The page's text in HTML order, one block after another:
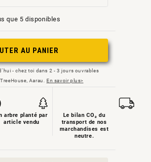
ou
disponiblenon
non
que 5 disponibles
AU PANIER
- chez toi dans 2 - 3 jours ouvrables
Aarau.En savoir plus>
arbre planté par
article vendu
Le bilan CO₂ du
transport de nos
marchandises est
neutre.